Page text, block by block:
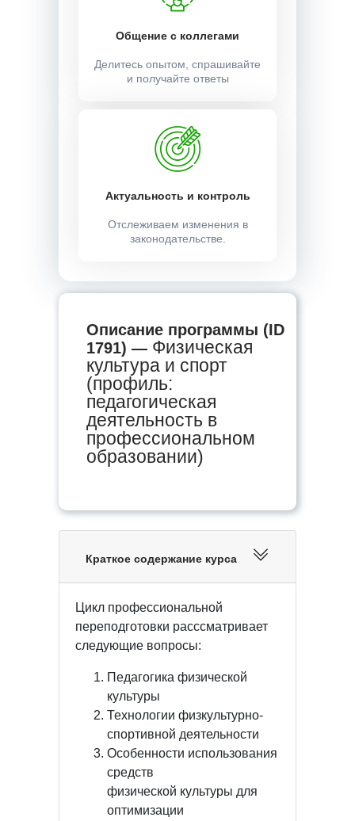
Общение с коллегами
Делитесь опытом, спрашивайте
и получайте ответы
Актуальность и контроль
Отслеживаем изменения в
законодательстве.
Описание программы (ID
1791) — Физическая
культура и спорт
(профиль:
педагогическая
деятельность в
профессиональном
образовании)
Краткое содержание курса
Цикл профессиональной
переподготовки расссматривает
следующие вопросы:
Педагогика физической
культуры
Технологии физкультурно-
спортивной деятельности
Особенности использования
средств
физической культуры для
оптимизации